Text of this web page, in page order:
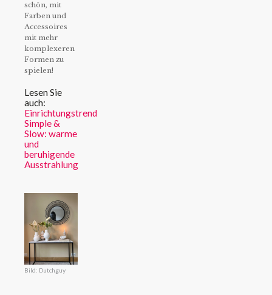
schön, mit
Farben und
Accessoires
mit mehr
komplexeren
Formen zu
spielen!
Lesen Sie
auch:
Einrichtungstrend
Simple &
Slow: warme
und
beruhigende
Ausstrahlung
Bild: Dutchguy